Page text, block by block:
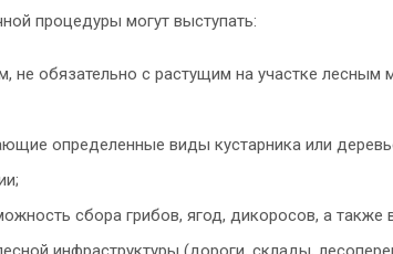
процедуры могут выступать:
не обязательно с растущим на участке лесным
определенные виды кустарника или
сбора грибов, ягод, дикоросов, а